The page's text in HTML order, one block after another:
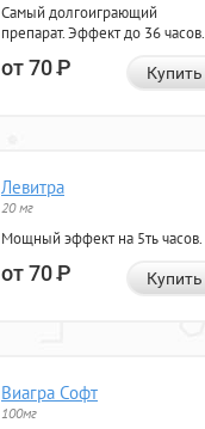
Самый долгоиграющий
препарат. Эффект до 36 часов.
от 70Р Купить
Левитра
20 мг
Мощный эффект на 5ть часов.
от 70Р Купить
Виагра Софт
100мг